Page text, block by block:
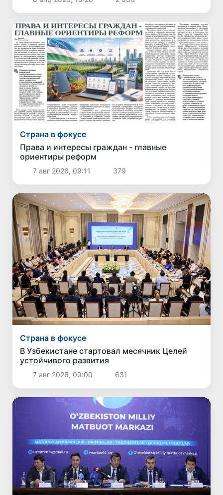
Страна в фокусе
Права и интересы граждан - главные
ориентиры реформ
7 авг 2026, 09:11 379
Страна в фокусе
В Узбекистане стартовал месячник Целей
устойчивого развития
7 авг 2026, 09:00 631